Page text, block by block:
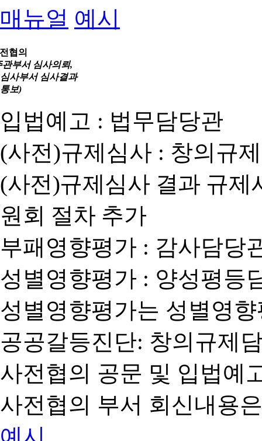
매뉴얼 예시
협의
관부서 심사의뢰,
심사부서 심사결과
통보)
입법예고 : 법무담당관
(사전)규제심사 : 창의규
(사전)규제심사 결과 규
원회 절차 추가
부패영향평가 : 감사담당
성별영향평가 : 양성평등
성별영향평가는 성별영
공공갈등진단: 창의규제
사전협의 공문 및 입법예
사전협의 부서 회신내용